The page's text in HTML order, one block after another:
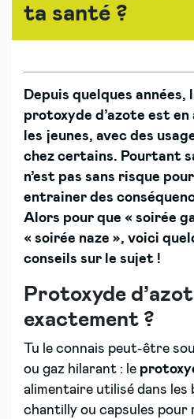
ta santé ?
Depuis quelques années,
protoxyde d’azote est
les jeunes, avec des
chez certains. Pourtant
n’est pas sans risque
entrainer des
Alors pour que « soirée
« soirée naze », voici
conseils sur le sujet !
Protoxyde
exactement ?
Tu le connais peut-être
ou gaz hilarant : le
alimentaire utilisé dans les
chantilly ou capsules pour